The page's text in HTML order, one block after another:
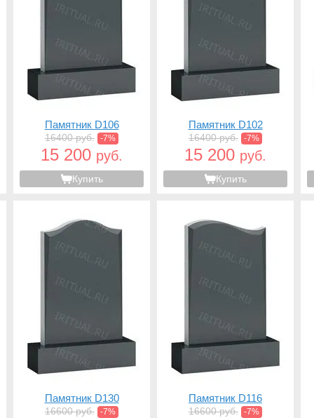
Памятник D106
16400 руб. -7%
15 200 руб.
Купить
Памятник D102
16400 руб. -7%
15 200 руб.
Купить
Памятник D130
16600 руб. -7%
Памятник D116
16600 руб. -7%